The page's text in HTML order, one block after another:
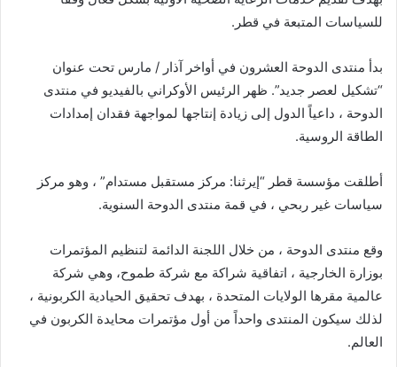
للسياسات المتبعة في قطر.
بدأ منتدى الدوحة العشرون في أواخر آذار / مارس تحت عنوان
“تشكيل لعصر جديد”. ظهر الرئيس الأوكراني بالفيديو في منتدى
الدوحة ، داعياً الدول إلى زيادة إنتاجها لمواجهة فقدان إمدادات
الطاقة الروسية.
أطلقت مؤسسة قطر “إيرثنا: مركز مستقبل مستدام” ، وهو مركز
سياسات غير ربحي ، في قمة منتدى الدوحة السنوية.
وقع منتدى الدوحة ، من خلال اللجنة الدائمة لتنظيم المؤتمرات
بوزارة الخارجية ، اتفاقية شراكة مع شركة طموح، وهي شركة
عالمية مقرها الولايات المتحدة ، بهدف تحقيق الحيادية الكربونية ،
لذلك سيكون المنتدى واحداً من أول مؤتمرات محايدة الكربون في
العالم.